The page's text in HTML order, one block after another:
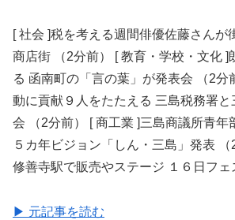
[ 社会 ]税を考える週間俳優佐藤さんが
商店街 （2分前） [ 教育・学校・文化 ]
る 函南町の「言の葉」が発表会 （2分
動に貢献９人をたたえる 三島税務署
会 （2分前） [ 商工業 ]三島商議所青年
５カ年ビジョン「しん・三島」発表 （
修善寺駅で販売やステージ １６日フ
▶ 元記事を読む